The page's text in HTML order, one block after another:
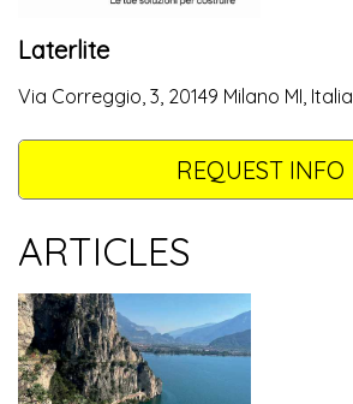
Laterlite
Via Correggio, 3, 20149 Milano MI, Italia
REQUEST INFO
ARTICLES